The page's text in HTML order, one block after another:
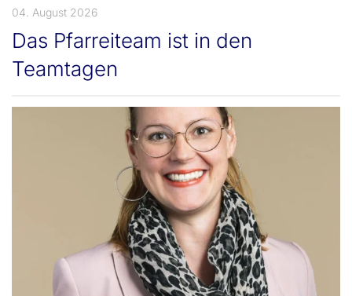
04. August 2026
Das Pfarreiteam ist in den
Teamtagen